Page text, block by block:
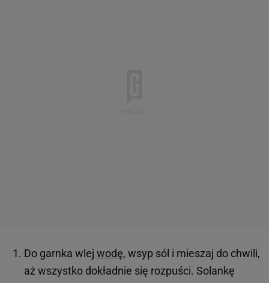
Do garnka wlej wodę, wsyp sól i mieszaj do chwili,
aż wszystko dokładnie się rozpuści. Solankę